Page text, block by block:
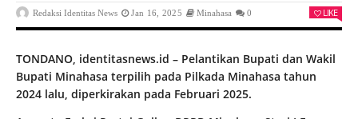
Redaksi Identitas News Jan 16, 2025 Minahasa 0 LIKE
TONDANO, identitasnews.id – Pelantikan Bupati dan Wakil
Bupati Minahasa terpilih pada Pilkada Minahasa tahun
2024 lalu, diperkirakan pada Februari 2025.